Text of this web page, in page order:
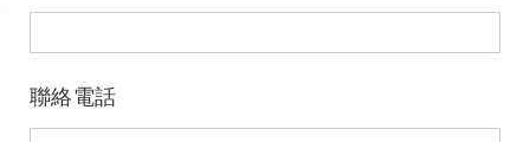
聯絡電話